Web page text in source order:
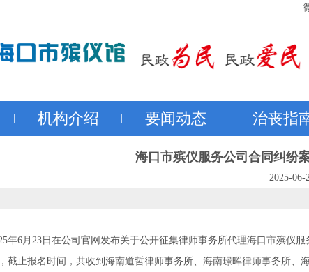
机构介绍 要闻动态 治丧指
海口市殡仪服务公司合同纠纷
2025-06-
年6月23日在公司官网发布关于公开征集律师事务所代理海口市殡仪
截止报名时间，共收到海南道哲律师事务所、海南璟晖律师事务所